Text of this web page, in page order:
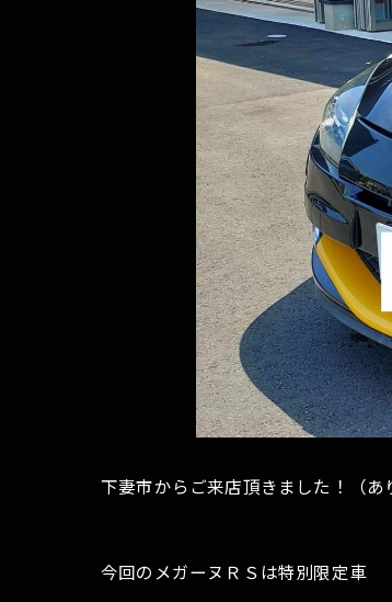
下妻市からご来店頂きました！（あ
今回のメガーヌＲＳは特別限定車